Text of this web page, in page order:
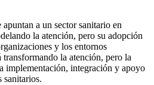
a un sector sanitario en
la atención, pero su adopción
y los entornos
transformando la atención, pero la
implementación, integración y apoyo
sanitarios.